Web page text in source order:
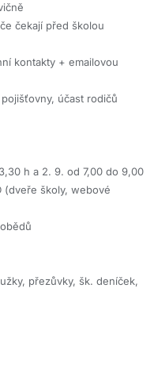
čekají před školou
kontakty + emailovou
účast rodičů
h a 2. 9. od 7,00 do 9,00
(dveře školy, webové
přezůvky, šk. deníček,